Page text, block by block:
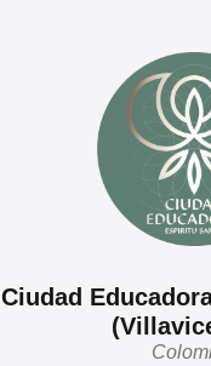
Ciudad